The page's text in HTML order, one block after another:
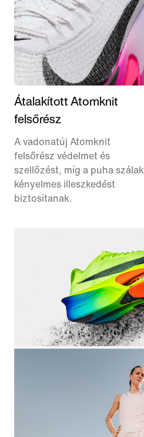
Átalakított Atomknit
felsőrész
A vadonatúj Atomknit
felsőrész védelmet és
szellőzést, míg a puha szálak
kényelmes illeszkedést
biztosítanak.